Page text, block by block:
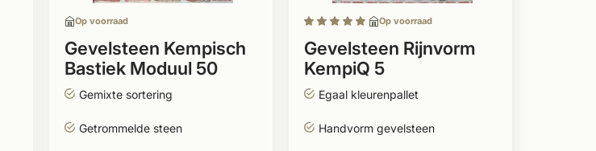
Op voorraad
Gevelsteen Kempisch
Bastiek Moduul 50
Gemixte sortering
Getrommelde steen
Op voorraad
Gevelsteen Rijnvorm
KempiQ 5
Egaal kleurenpallet
Handvorm gevelsteen